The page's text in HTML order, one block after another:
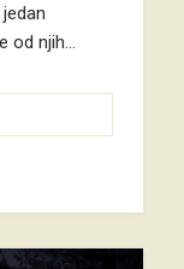
od njih…